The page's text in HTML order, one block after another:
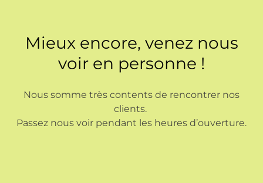
Mieux encore, venez nous
voir en personne !
Nous somme très contents de rencontrer nos
clients.
Passez nous voir pendant les heures d’ouverture.